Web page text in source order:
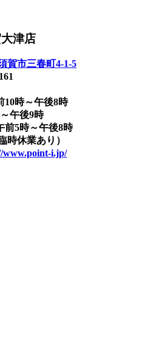
津店
賀市三春町4-1-5
10時～午後8時
午後9時
前5時～午後8時
時休業あり）
www.point-i.jp/